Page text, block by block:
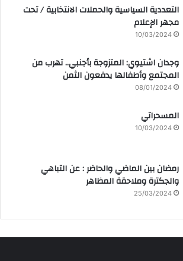
التعددية السياسية والحملات الانتخابية / تحت
مجهر الإعلام
10/03/2024
وجدان اشتيوي: المتزوجة بأجنبي.. تهرب من
المجتمع وأطفالها يدفعون الثمن
08/01/2024
المسحراتي
10/03/2024
رمضان بين الماضي والحاضر : عن التباهي
والجكترة وملاحقة المظاهر
25/03/2024